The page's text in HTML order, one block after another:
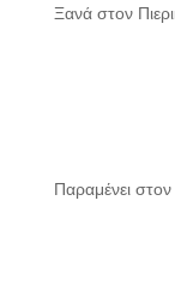
Ξανά στον
Παραμένει